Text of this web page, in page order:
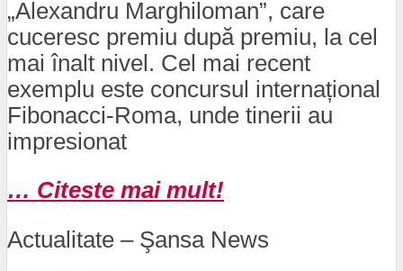
„Alexandru Marghiloman”, care
cuceresc premiu după premiu, la cel
mai înalt nivel. Cel mai recent
exemplu este concursul internațional
Fibonacci-Roma, unde tinerii au
impresionat
… Citeste mai mult!
Actualitate – Şansa News